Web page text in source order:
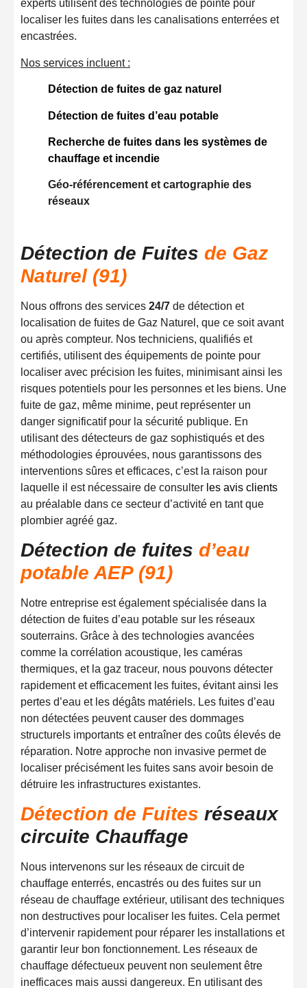
experts utilisent des technologies de pointe pour
localiser les fuites dans les canalisations enterrées et
encastrées.
Nos services incluent :
Détection de fuites de gaz naturel
Détection de fuites d’eau potable
Recherche de fuites dans les systèmes de
chauffage et incendie
Géo-référencement et cartographie des
réseaux
Détection de Fuites de Gaz
Naturel (91)
Nous offrons des services 24/7 de détection et
localisation de fuites de Gaz Naturel, que ce soit avant
ou après compteur. Nos techniciens, qualifiés et
certifiés, utilisent des équipements de pointe pour
localiser avec précision les fuites, minimisant ainsi les
risques potentiels pour les personnes et les biens. Une
fuite de gaz, même minime, peut représenter un
danger significatif pour la sécurité publique. En
utilisant des détecteurs de gaz sophistiqués et des
méthodologies éprouvées, nous garantissons des
interventions sûres et efficaces, c’est la raison pour
laquelle il est nécessaire de consulter les avis clients
au préalable dans ce secteur d’activité en tant que
plombier agréé gaz.
Détection de fuites d’eau
potable AEP (91)
Notre entreprise est également spécialisée dans la
détection de fuites d’eau potable sur les réseaux
souterrains. Grâce à des technologies avancées
comme la corrélation acoustique, les caméras
thermiques, et la gaz traceur, nous pouvons détecter
rapidement et efficacement les fuites, évitant ainsi les
pertes d’eau et les dégâts matériels. Les fuites d’eau
non détectées peuvent causer des dommages
structurels importants et entraîner des coûts élevés de
réparation. Notre approche non invasive permet de
localiser précisément les fuites sans avoir besoin de
détruire les infrastructures existantes.
Détection de Fuites réseaux
circuite Chauffage
Nous intervenons sur les réseaux de circuit de
chauffage enterrés, encastrés ou des fuites sur un
réseau de chauffage extérieur, utilisant des techniques
non destructives pour localiser les fuites. Cela permet
d’intervenir rapidement pour réparer les installations et
garantir leur bon fonctionnement. Les réseaux de
chauffage défectueux peuvent non seulement être
inefficaces mais aussi dangereux. En utilisant des